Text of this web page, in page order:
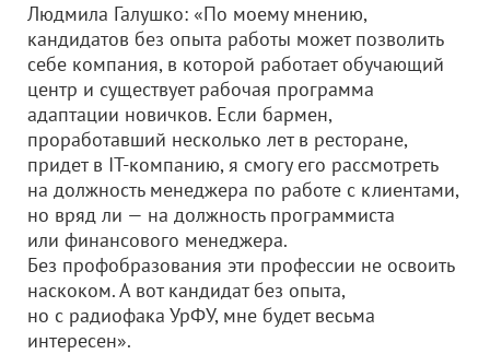
Людмила Галушко: «По моему мнению,
кандидатов без опыта работы может позволить
себе компания, в которой работает обучающий
центр и существует рабочая программа
адаптации новичков. Если бармен,
проработавший несколько лет в ресторане,
придет в IТ-компанию, я смогу его рассмотреть
на должность менеджера по работе с клиентами,
но вряд ли — на должность программиста
или финансового менеджера.
Без профобразования эти профессии не освоить
наскоком. А вот кандидат без опыта,
но с радиофака УрФУ, мне будет весьма
интересен».